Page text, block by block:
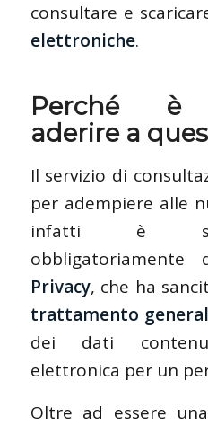
consultare e
elettroniche.
Perché è
aderire a
Il servizio di
per adempiere alle
infatti è
obbligatoriamente
Privacy, che ha
trattamento
dei dati
elettronica per un
Oltre ad essere una